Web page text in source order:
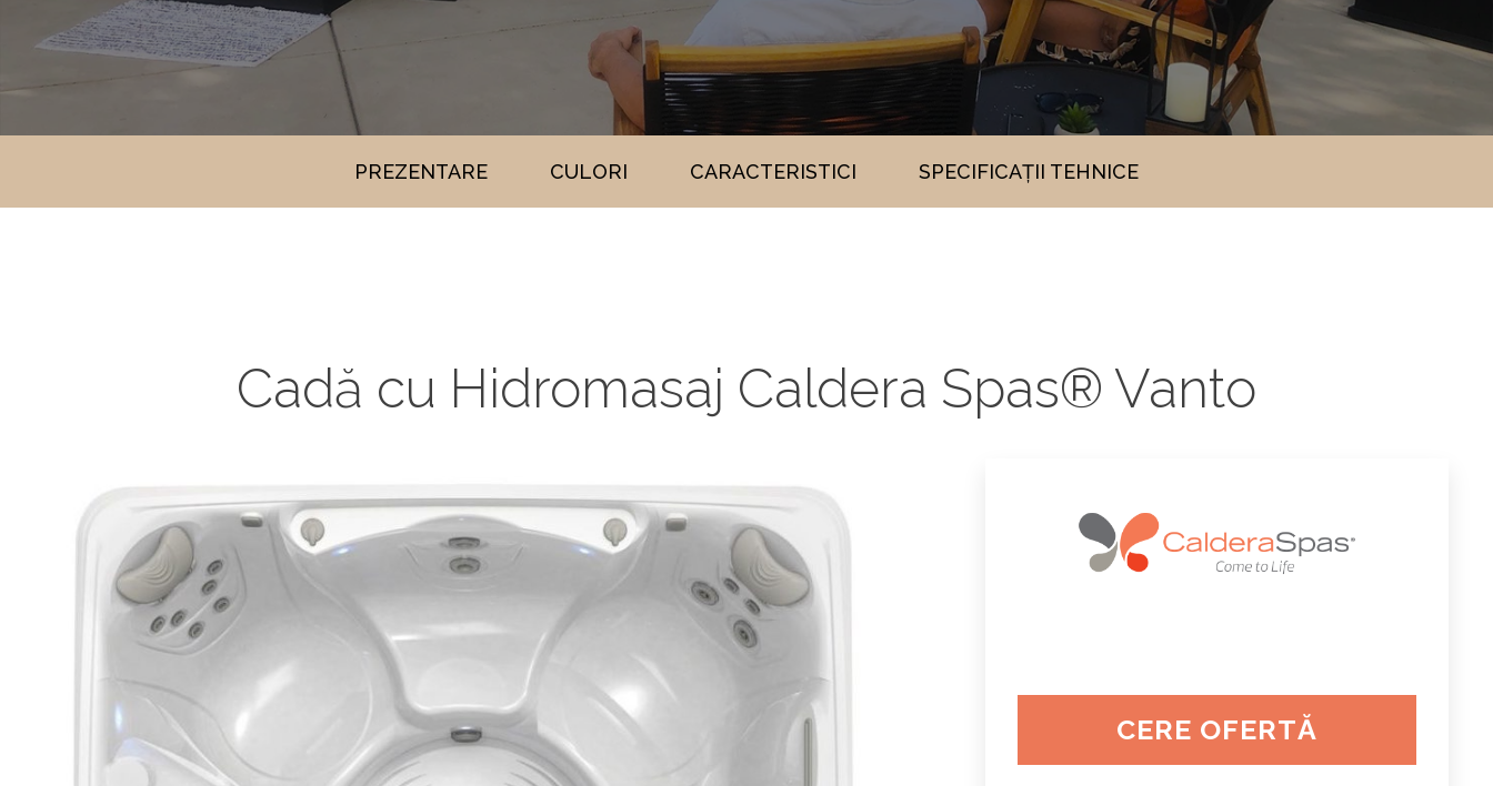
PREZENTARE CULORI CARACTERISTICI SPECIFICAȚII TEHNICE
Cadă cu Hidromasaj Caldera Spas® Vanto
CERE OFERTĂ